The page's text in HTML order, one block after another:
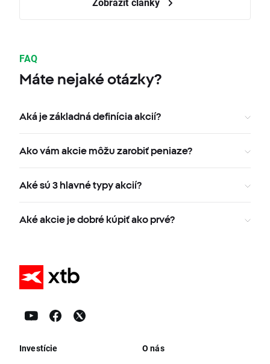
FAQ
Máte nejaké otázky?
Aká je základná definícia akcií?
Ako vám akcie môžu zarobiť peniaze?
Aké sú 3 hlavné typy akcií?
Aké akcie je dobré kúpiť ako prvé?
Investície O nás